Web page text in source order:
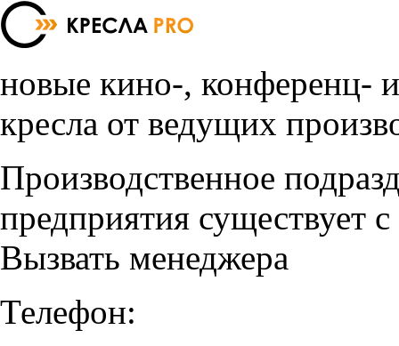
новые кино-, конференц-
кресла от ведущих
Производственное
предприятия существует
Вызвать менеджера
Телефон: